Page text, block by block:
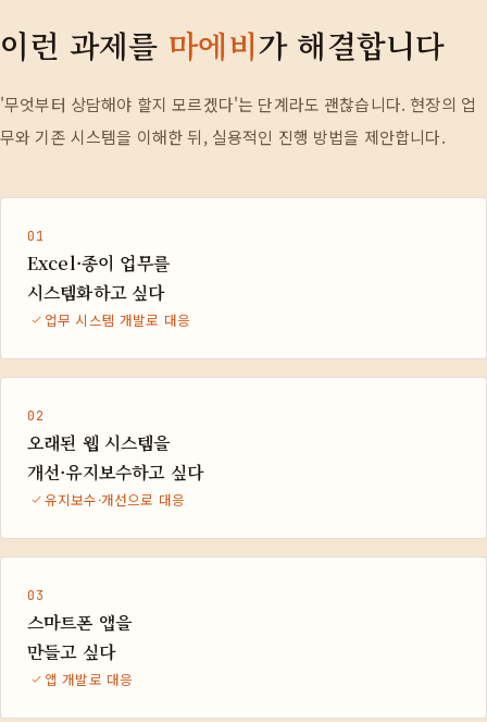
이런 과제를 마에비가 해결합니다
'무엇부터 상담해야 할지 모르겠다'는 단계라도 괜찮습니다. 현장의 업
무와 기존 시스템을 이해한 뒤, 실용적인 진행 방법을 제안합니다.
01
Excel·종이 업무를
시스템화하고 싶다
업무 시스템 개발로 대응
02
오래된 웹 시스템을
개선·유지보수하고 싶다
유지보수·개선으로 대응
03
스마트폰 앱을
만들고 싶다
앱 개발로 대응